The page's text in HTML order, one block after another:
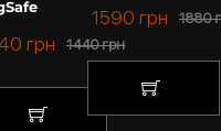
1440грн
грн
1880
1590 грн